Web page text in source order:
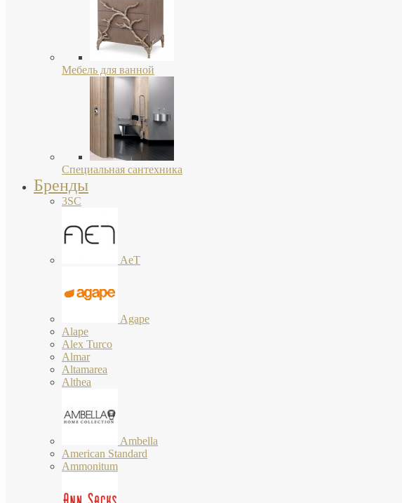
Мебель для ванной
Специальная сантехника
Бренды
3SC
AeT
Agape
Alape
Alex Turco
Almar
Altamarea
Althea
Ambella
American Standard
Ammonitum